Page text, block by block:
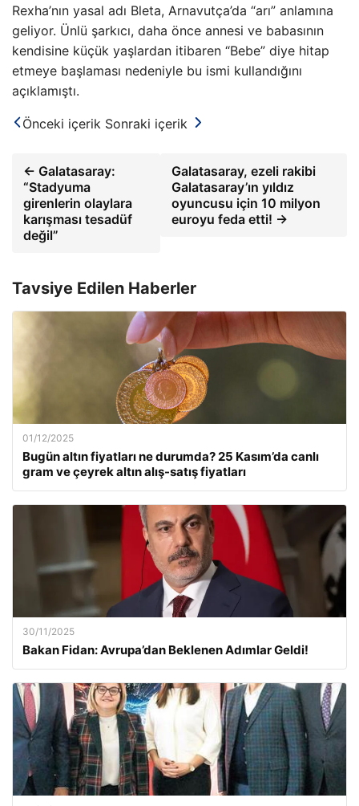
Rexha’nın yasal adı Bleta, Arnavutça’da “arı” anlamına
geliyor. Ünlü şarkıcı, daha önce annesi ve babasının
kendisine küçük yaşlardan itibaren “Bebe” diye hitap
etmeye başlaması nedeniyle bu ismi kullandığını
açıklamıştı.
Önceki içerik Sonraki içerik
← Galatasaray:
“Stadyuma
girenlerin olaylara
karışması tesadüf
değil”
Galatasaray, ezeli rakibi
Galatasaray’ın yıldız
oyuncusu için 10 milyon
euroyu feda etti! →
Tavsiye Edilen Haberler
01/12/2025
Bugün altın fiyatları ne durumda? 25 Kasım’da canlı
gram ve çeyrek altın alış-satış fiyatları
30/11/2025
Bakan Fidan: Avrupa’dan Beklenen Adımlar Geldi!